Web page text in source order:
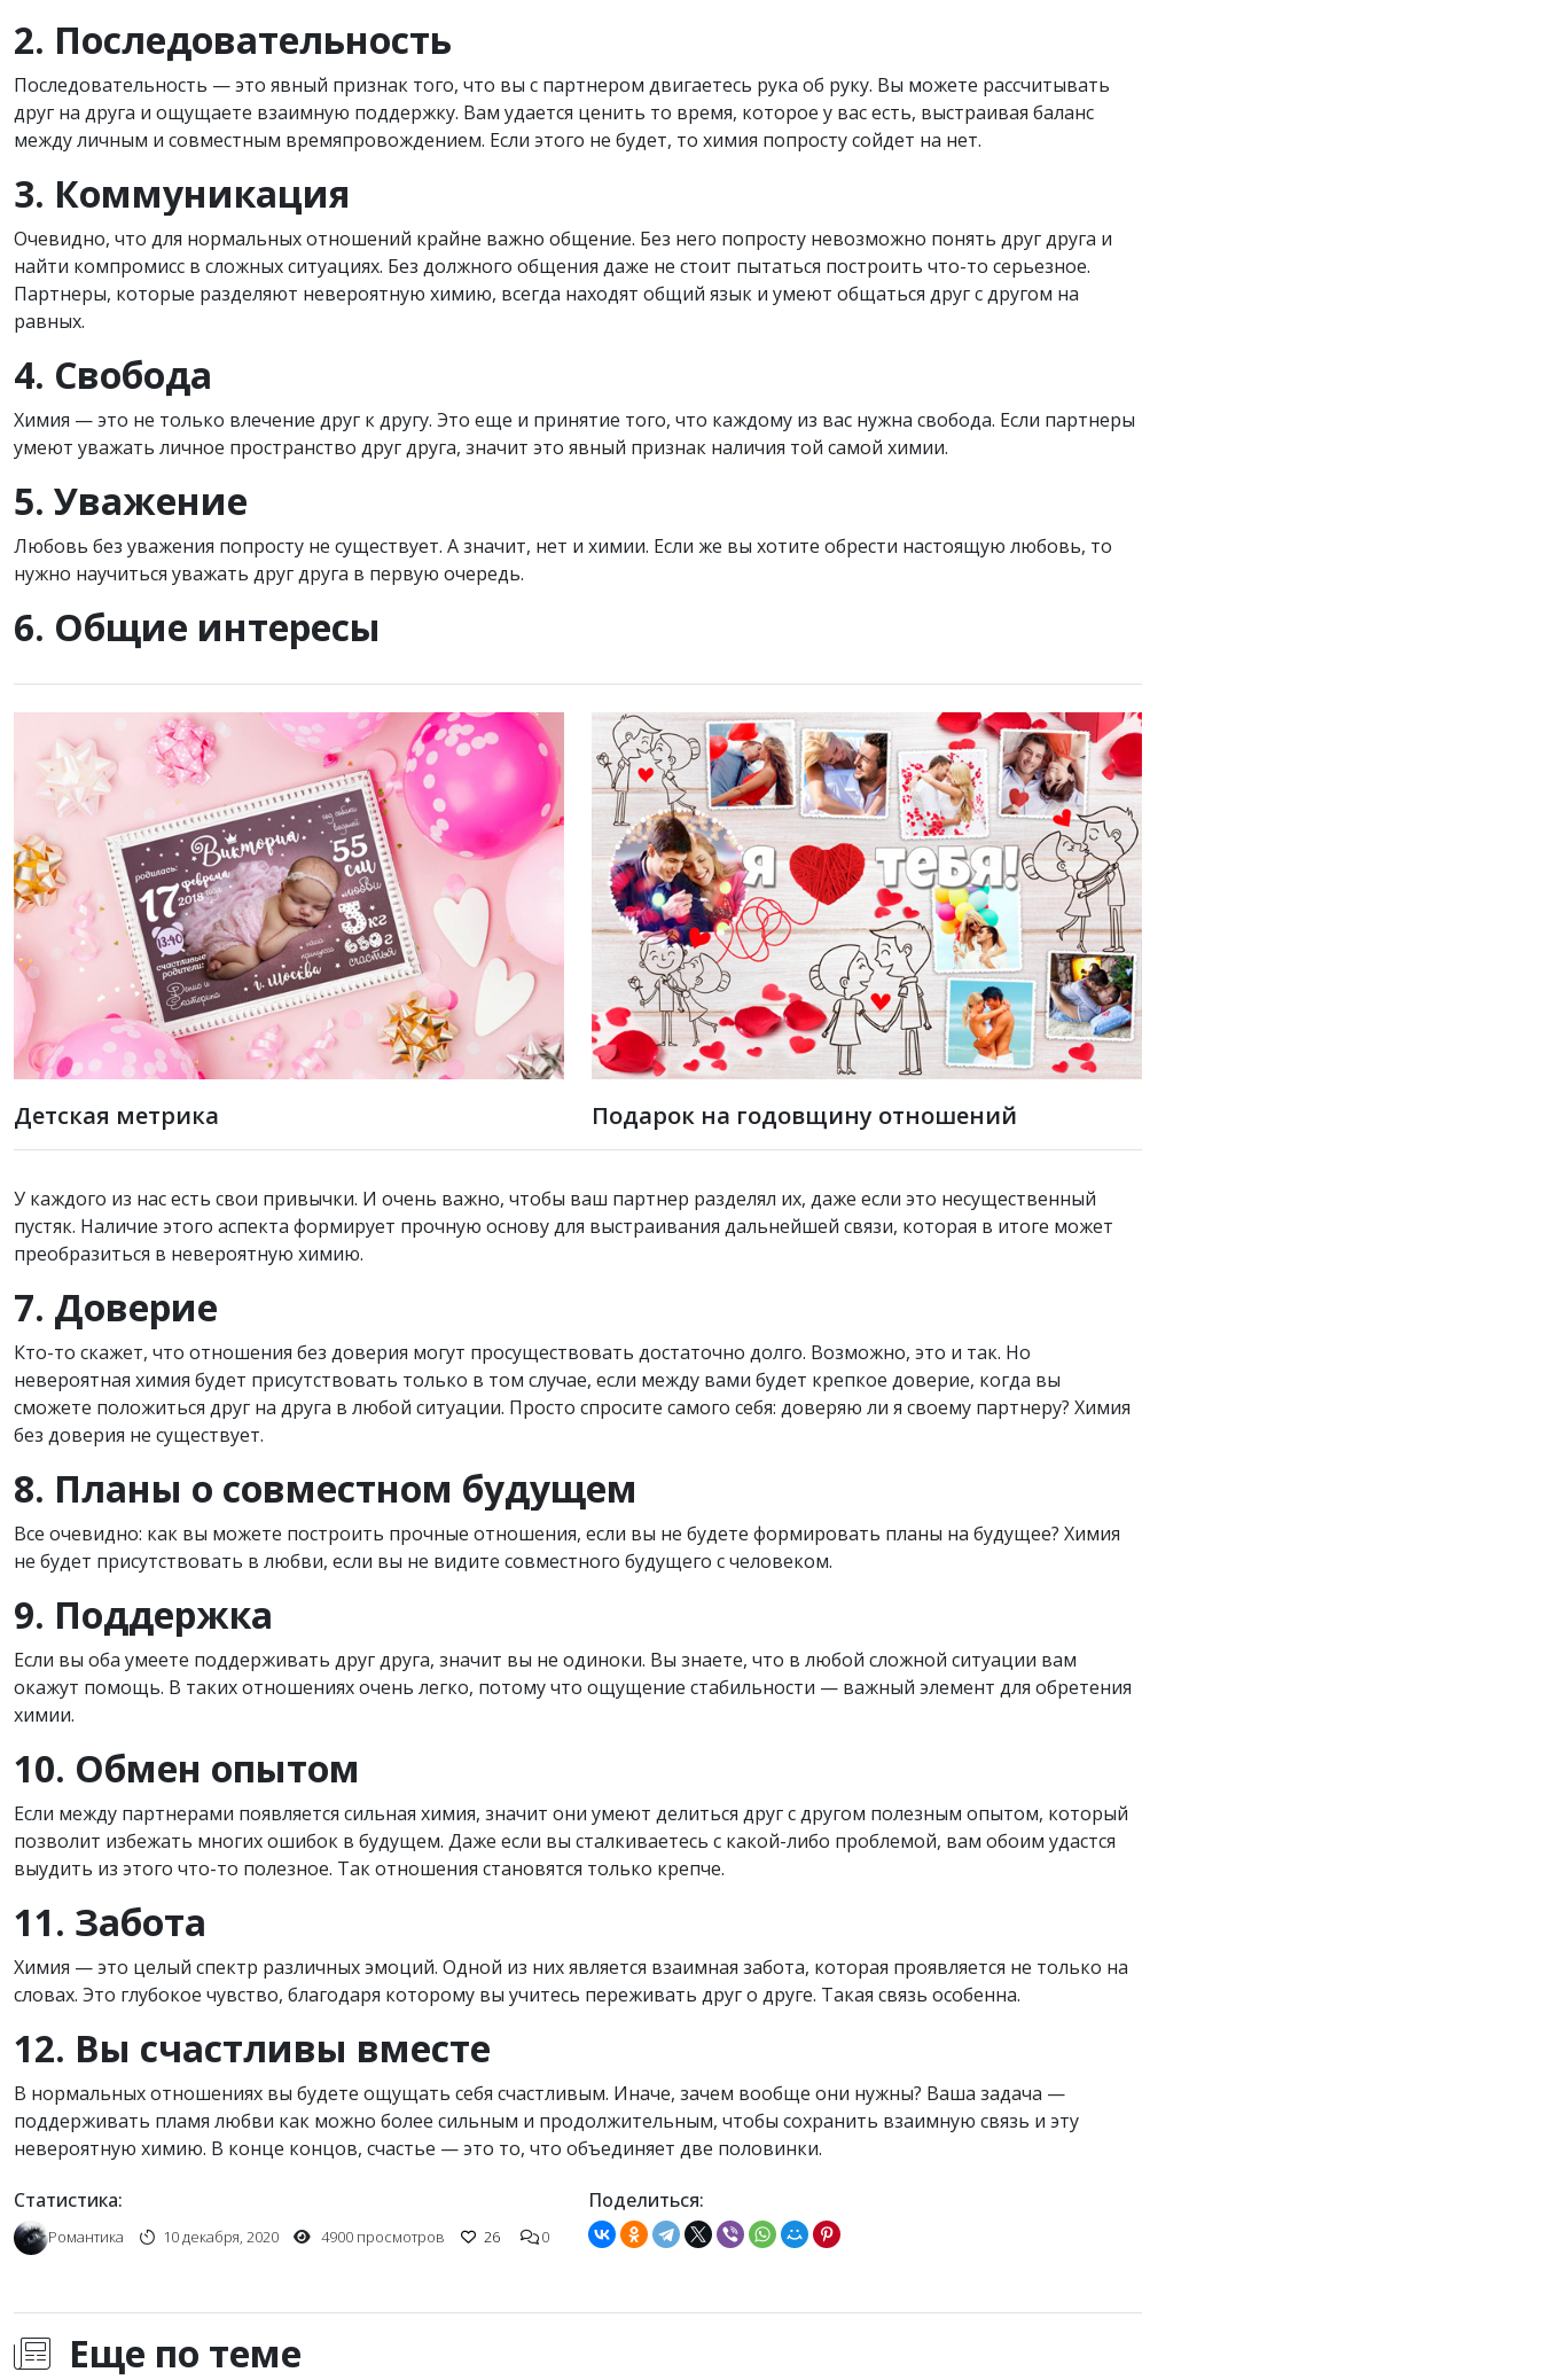
2. Последовательность
Последовательность — это явный признак того, что вы с партнером двигаетесь рука об руку. Вы можете рассчитывать
друг на друга и ощущаете взаимную поддержку. Вам удается ценить то время, которое у вас есть, выстраивая баланс
между личным и совместным времяпровождением. Если этого не будет, то химия попросту сойдет на нет.
3. Коммуникация
Очевидно, что для нормальных отношений крайне важно общение. Без него попросту невозможно понять друг друга и
найти компромисс в сложных ситуациях. Без должного общения даже не стоит пытаться построить что-то серьезное.
Партнеры, которые разделяют невероятную химию, всегда находят общий язык и умеют общаться друг с другом на
равных.
4. Свобода
Химия — это не только влечение друг к другу. Это еще и принятие того, что каждому из вас нужна свобода. Если партнеры
умеют уважать личное пространство друг друга, значит это явный признак наличия той самой химии.
5. Уважение
Любовь без уважения попросту не существует. А значит, нет и химии. Если же вы хотите обрести настоящую любовь, то
нужно научиться уважать друг друга в первую очередь.
6. Общие интересы
Детская метрика Подарок на годовщину отношений
У каждого из нас есть свои привычки. И очень важно, чтобы ваш партнер разделял их, даже если это несущественный
пустяк. Наличие этого аспекта формирует прочную основу для выстраивания дальнейшей связи, которая в итоге может
преобразиться в невероятную химию.
7. Доверие
Кто-то скажет, что отношения без доверия могут просуществовать достаточно долго. Возможно, это и так. Но
невероятная химия будет присутствовать только в том случае, если между вами будет крепкое доверие, когда вы
сможете положиться друг на друга в любой ситуации. Просто спросите самого себя: доверяю ли я своему партнеру? Химия
без доверия не существует.
8. Планы о совместном будущем
Все очевидно: как вы можете построить прочные отношения, если вы не будете формировать планы на будущее? Химия
не будет присутствовать в любви, если вы не видите совместного будущего с человеком.
9. Поддержка
Если вы оба умеете поддерживать друг друга, значит вы не одиноки. Вы знаете, что в любой сложной ситуации вам
окажут помощь. В таких отношениях очень легко, потому что ощущение стабильности — важный элемент для обретения
химии.
10. Обмен опытом
Если между партнерами появляется сильная химия, значит они умеют делиться друг с другом полезным опытом, который
позволит избежать многих ошибок в будущем. Даже если вы сталкиваетесь с какой-либо проблемой, вам обоим удастся
выудить из этого что-то полезное. Так отношения становятся только крепче.
11. Забота
Химия — это целый спектр различных эмоций. Одной из них является взаимная забота, которая проявляется не только на
словах. Это глубокое чувство, благодаря которому вы учитесь переживать друг о друге. Такая связь особенна.
12. Вы счастливы вместе
В нормальных отношениях вы будете ощущать себя счастливым. Иначе, зачем вообще они нужны? Ваша задача —
поддерживать пламя любви как можно более сильным и продолжительным, чтобы сохранить взаимную связь и эту
невероятную химию. В конце концов, счастье — это то, что объединяет две половинки.
Статистика:
Романтика 10 декабря, 2020 4900 просмотров 26 0
Поделиться:
Еще по теме